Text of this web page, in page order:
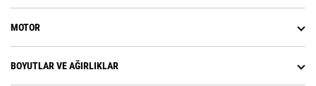
MOTOR
BOYUTLAR VE AĞIRLIKLAR